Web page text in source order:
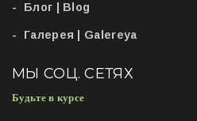
Блог | Blog
Галерея | Galereya
МЫ СОЦ. СЕТЯХ
Будьте в курсе